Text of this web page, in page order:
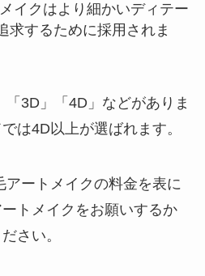
イクはより細かいディテー
求するために採用されま
3D」「4D」などがありま
は4D以上が選ばれます。
アートメイクの料金を表に
トメイクをお願いするか
さい。